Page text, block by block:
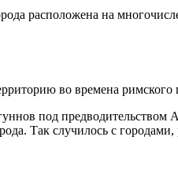
расположена на
во времена римского
под
Так случилось с